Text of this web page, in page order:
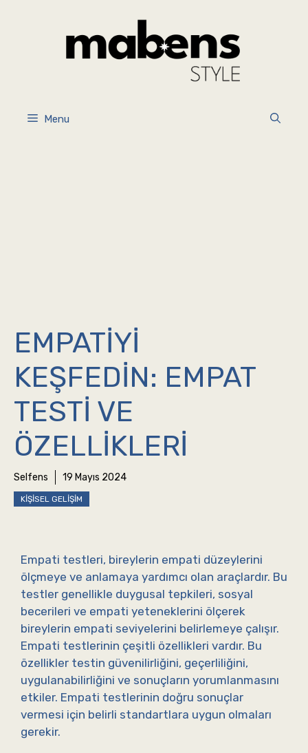
Menu
EMPATIYI
KEŞFEDIN: EMPAT
TESTI VE
ÖZELLIKLERI
Selfens 19 Mayıs 2024
KIŞISEL GELIŞIM
Empati testleri, bireylerin empati düzeylerini
ölçmeye ve anlamaya yardımcı olan araçlardır. Bu
testler genellikle duygusal tepkileri, sosyal
becerileri ve empati yeteneklerini ölçerek
bireylerin empati seviyelerini belirlemeye çalışır.
Empati testlerinin çeşitli özellikleri vardır. Bu
özellikler testin güvenilirliğini, geçerliliğini,
uygulanabilirliğini ve sonuçların yorumlanmasını
etkiler. Empati testlerinin doğru sonuçlar
vermesi için belirli standartlara uygun olmaları
gerekir.